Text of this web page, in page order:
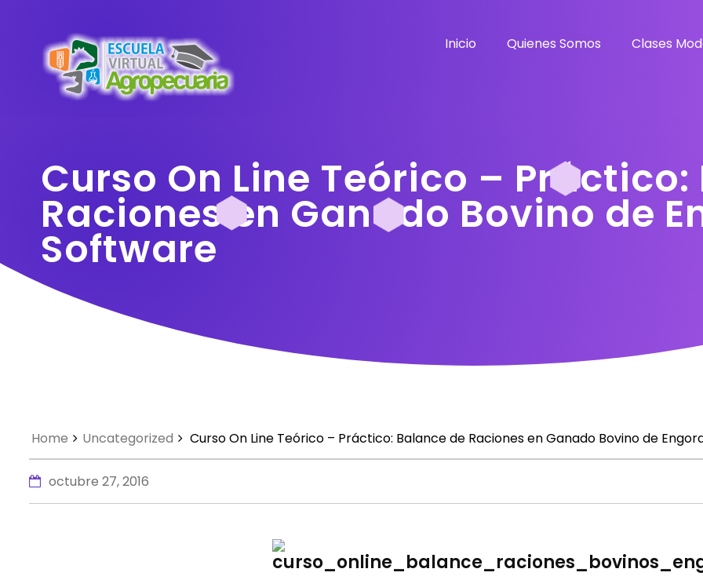
Inicio Quienes Somos Clases
Curso On Line Teórico –
Raciones en Ganado Bovino de
Software
Home Uncategorized Curso On Line Teórico – Práctico: Balance de Raciones en Ganado Bovino de
octubre 27, 2016